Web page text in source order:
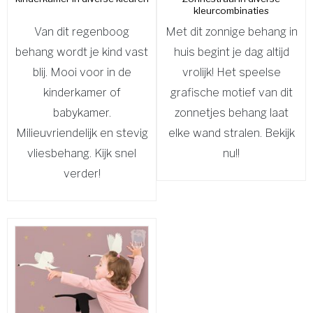
Van dit regenboog
behang wordt je kind vast
blij. Mooi voor in de
kinderkamer of
babykamer.
Milieuvriendelijk en stevig
vliesbehang. Kijk snel
verder!
kleurcombinaties
Met dit zonnige behang in
huis begint je dag altijd
vrolijk! Het speelse
grafische motief van dit
zonnetjes behang laat
elke wand stralen. Bekijk
nu!!